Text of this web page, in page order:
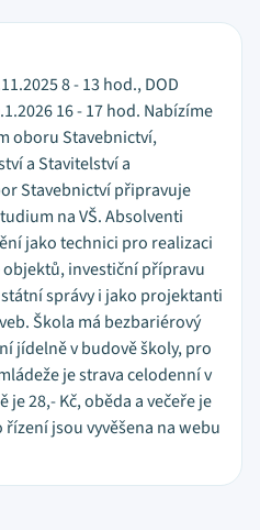
8 - 13 hod., DOD
16 - 17 hod. Nabízíme
oboru Stavebnictví,
a Stavitelství a
Stavebnictví připravuje
na VŠ. Absolventi
jako technici pro realizaci
investiční přípravu
správy i jako projektanti
Škola má bezbariérový
jídelně v budově školy, pro
je strava celodenní v
je 28,- Kč, oběda a večeře je
jsou vyvěšena na webu